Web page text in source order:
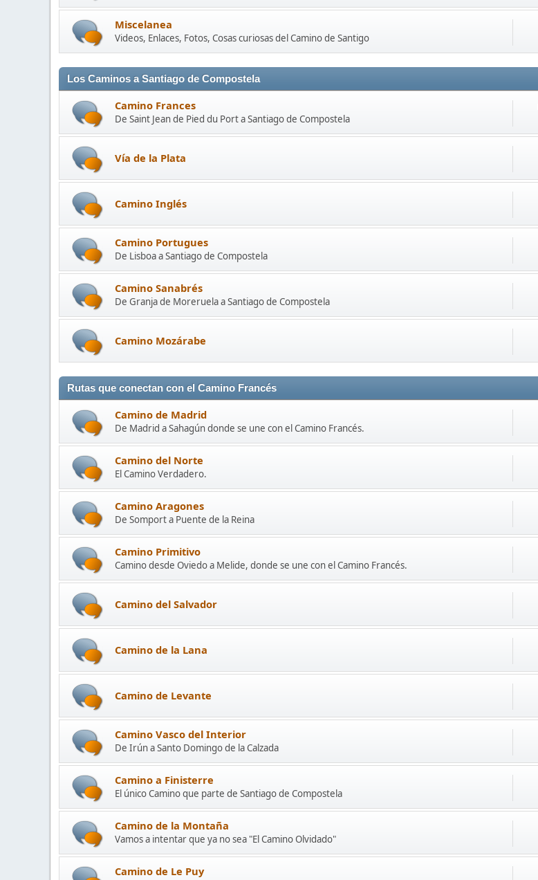
Miscelanea
Videos, Enlaces, Fotos, Cosas curiosas del Camino de Santigo
Los Caminos a Santiago de Compostela
Camino Frances
De Saint Jean de Pied du Port a Santiago de Compostela
Vía de la Plata
Camino Inglés
Camino Portugues
De Lisboa a Santiago de Compostela
Camino Sanabrés
De Granja de Moreruela a Santiago de Compostela
Camino Mozárabe
Rutas que conectan con el Camino Francés
Camino de Madrid
De Madrid a Sahagún donde se une con el Camino Francés.
Camino del Norte
El Camino Verdadero.
Camino Aragones
De Somport a Puente de la Reina
Camino Primitivo
Camino desde Oviedo a Melide, donde se une con el Camino Francés.
Camino del Salvador
Camino de la Lana
Camino de Levante
Camino Vasco del Interior
De Irún a Santo Domingo de la Calzada
Camino a Finisterre
El único Camino que parte de Santiago de Compostela
Camino de la Montaña
Vamos a intentar que ya no sea "El Camino Olvidado"
Camino de Le Puy